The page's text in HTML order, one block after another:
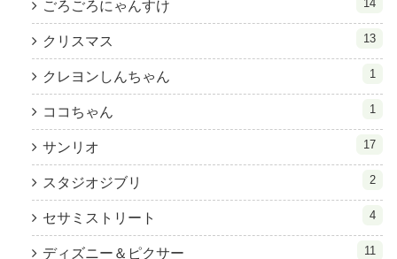
ごろごろにゃんすけ 14
クリスマス 13
クレヨンしんちゃん 1
ココちゃん 1
サンリオ 17
スタジオジブリ 2
セサミストリート 4
ディズニー＆ピクサー 11